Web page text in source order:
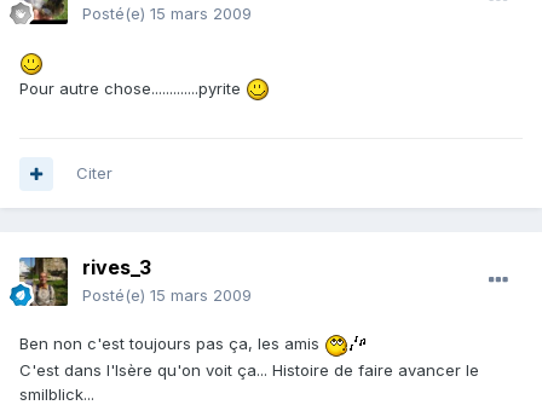
Posté(e) 15 mars 2009
Pour autre chose.............pyrite
Citer
rives_3
Posté(e) 15 mars 2009
Ben non c'est toujours pas ça, les amis
C'est dans l'Isère qu'on voit ça... Histoire de faire avancer le
smilblick...